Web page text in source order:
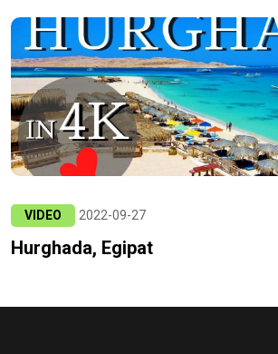
VIDEO 2022-09-27
Hurghada, Egipat